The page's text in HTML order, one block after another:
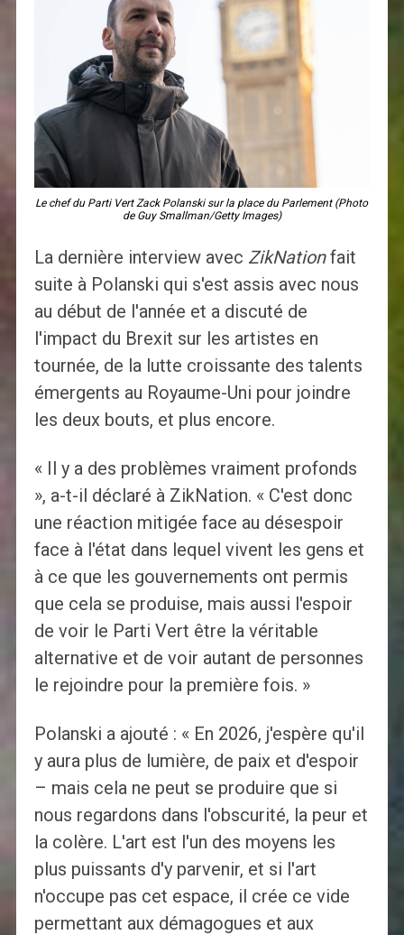
Le chef du Parti Vert Zack Polanski sur la place du Parlement (Photo
de Guy Smallman/Getty Images)
La dernière interview avec ZikNationfait
suite à Polanski qui s'est assis avec nous
au début de l'année et a discuté de
l'impact du Brexit sur les artistes en
tournée, de la lutte croissante des talents
émergents au Royaume-Uni pour joindre
les deux bouts, et plus encore.
« Il y a des problèmes vraiment profonds
», a-t-il déclaré à ZikNation. « C'est donc
une réaction mitigée face au désespoir
face à l'état dans lequel vivent les gens et
à ce que les gouvernements ont permis
que cela se produise, mais aussi l'espoir
de voir le Parti Vert être la véritable
alternative et de voir autant de personnes
le rejoindre pour la première fois. »
Polanski a ajouté : « En 2026, j'espère qu'il
y aura plus de lumière, de paix et d'espoir
– mais cela ne peut se produire que si
nous regardons dans l'obscurité, la peur et
la colère. L'art est l'un des moyens les
plus puissants d'y parvenir, et si l'art
n'occupe pas cet espace, il crée ce vide
permettant aux démagogues et aux